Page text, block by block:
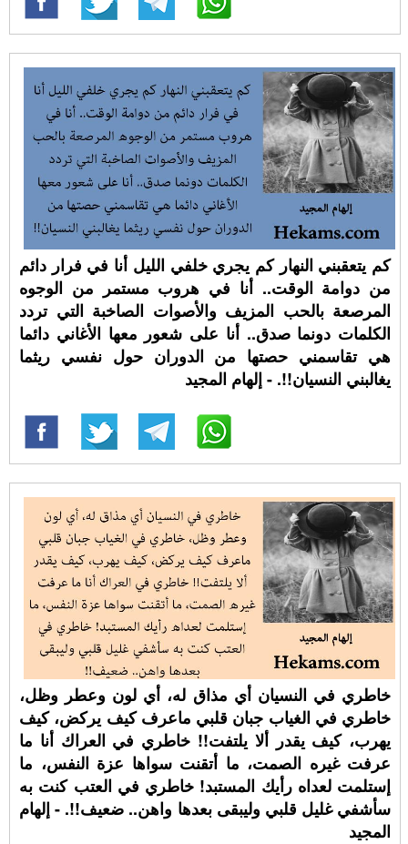
كم يتعقبني النهار كم يجري خلفي الليل أنا في فرار دائم
من دوامة الوقت.. أنا في هروب مستمر من الوجوه
المرصعة بالحب المزيف والأصوات الصاخبة التي تردد
الكلمات دونما صدق.. أنا على شعور معها الأغاني دائما
هي تقاسمني حصتها من الدوران حول نفسي ريثما
يغالبني النسيان!!. - إلهام المجيد
خاطري في النسيان أي مذاق له، أي لون وعطر وظل،
خاطري في الغياب جبان قلبي ماعرف كيف يركض، كيف
يهرب، كيف يقدر ألا يلتفت!! خاطري في العراك أنا ما
عرفت غيره الصمت، ما أتقنت سواها عزة النفس، ما
إستلمت لعداه رأيك المستبد! خاطري في العتب كنت به
سأشفي غليل قلبي وليبقى بعدها واهن.. ضعيف!!. - إلهام
المجيد